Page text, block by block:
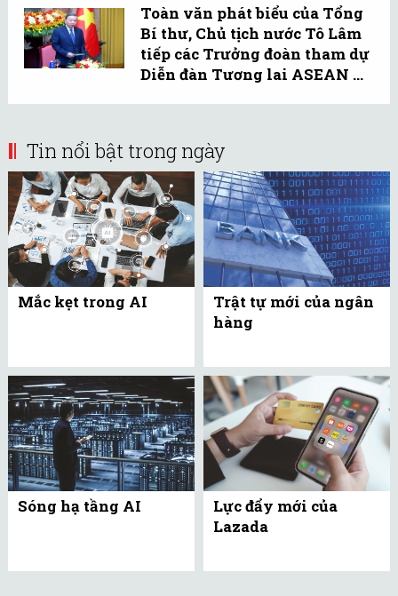
Toàn văn phát biểu của Tổng
Bí thư, Chủ tịch nước Tô Lâm
tiếp các Trưởng đoàn tham dự
Diễn đàn Tương lai ASEAN ...
Tin nổi bật trong ngày
Mắc kẹt trong AI
Trật tự mới của ngân
hàng
Sóng hạ tầng AI
Lực đẩy mới của
Lazada